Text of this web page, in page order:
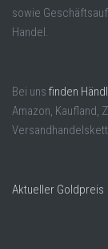
sowie
Handel.
Bei uns finden
Amazon, Kaufland,
Aktueller Goldpreis